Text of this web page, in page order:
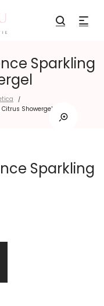
Sparkling
/
Showergel
Sparkling